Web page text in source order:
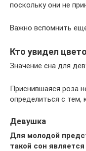
поскольку они не
Важно вспомнить
Кто увидел
Значение сна для
Приснившаяся роза
определиться с тем,
Девушка
Для молодой
такой сон